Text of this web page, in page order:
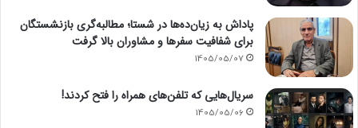
پاداش به زیان‌ده‌ها در شستا؛ مطالبه‌گری بازنشستگان
برای شفافیت سفرها و مشاوران بالا گرفت
1405/05/07
سریال‌هایی که تلفن‌های همراه را فتح کردند!
1405/05/06